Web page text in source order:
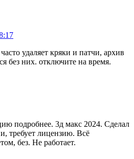
удаляет кряки и патчи, архив
без них. отключите на время.
подробнее. 3д макс 2024. Сделал
требует лицензию. Всё
без. Не работает.